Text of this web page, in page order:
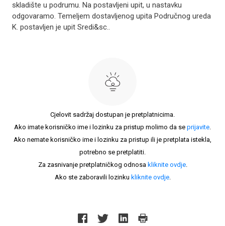
skladište u podrumu. Na postavljeni upit, u nastavku
odgovaramo. Temeljem dostavljenog upita Područnog ureda
K. postavljen je upit Sredi&sc..
Cjelovit sadržaj dostupan je pretplatnicima.
Ako imate korisničko ime i lozinku za pristup molimo da se prijavite.
Ako nemate korisničko ime i lozinku za pristup ili je pretplata istekla,
potrebno se pretplatiti.
Za zasnivanje pretplatničkog odnosa kliknite ovdje.
Ako ste zaboravili lozinku kliknite ovdje.